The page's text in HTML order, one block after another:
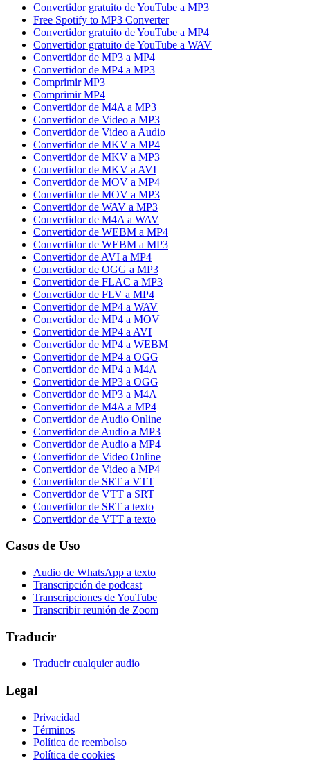
Convertidor gratuito de YouTube a MP3
Free Spotify to MP3 Converter
Convertidor gratuito de YouTube a MP4
Convertidor gratuito de YouTube a WAV
Convertidor de MP3 a MP4
Convertidor de MP4 a MP3
Comprimir MP3
Comprimir MP4
Convertidor de M4A a MP3
Convertidor de Video a MP3
Convertidor de Video a Audio
Convertidor de MKV a MP4
Convertidor de MKV a MP3
Convertidor de MKV a AVI
Convertidor de MOV a MP4
Convertidor de MOV a MP3
Convertidor de WAV a MP3
Convertidor de M4A a WAV
Convertidor de WEBM a MP4
Convertidor de WEBM a MP3
Convertidor de AVI a MP4
Convertidor de OGG a MP3
Convertidor de FLAC a MP3
Convertidor de FLV a MP4
Convertidor de MP4 a WAV
Convertidor de MP4 a MOV
Convertidor de MP4 a AVI
Convertidor de MP4 a WEBM
Convertidor de MP4 a OGG
Convertidor de MP4 a M4A
Convertidor de MP3 a OGG
Convertidor de MP3 a M4A
Convertidor de M4A a MP4
Convertidor de Audio Online
Convertidor de Audio a MP3
Convertidor de Audio a MP4
Convertidor de Video Online
Convertidor de Video a MP4
Convertidor de SRT a VTT
Convertidor de VTT a SRT
Convertidor de SRT a texto
Convertidor de VTT a texto
Casos de Uso
Audio de WhatsApp a texto
Transcripción de podcast
Transcripciones de YouTube
Transcribir reunión de Zoom
Traducir
Traducir cualquier audio
Legal
Privacidad
Términos
Política de reembolso
Política de cookies